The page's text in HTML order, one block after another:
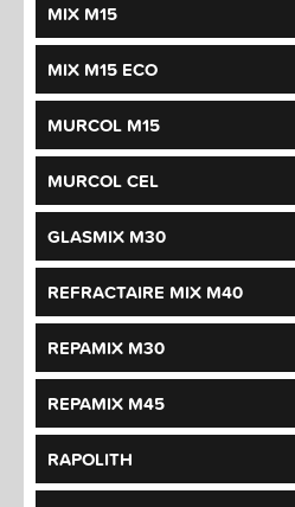
MIX M15
MIX M15 ECO
MURCOL M15
MURCOL CEL
GLASMIX M30
REFRACTAIRE MIX M40
REPAMIX M30
REPAMIX M45
RAPOLITH